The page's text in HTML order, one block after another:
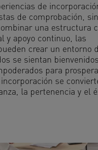
de
de comprobación,
una estructura
y apoyo continuo, las
crear un entorno
se sientan
para
se
la pertenencia y el